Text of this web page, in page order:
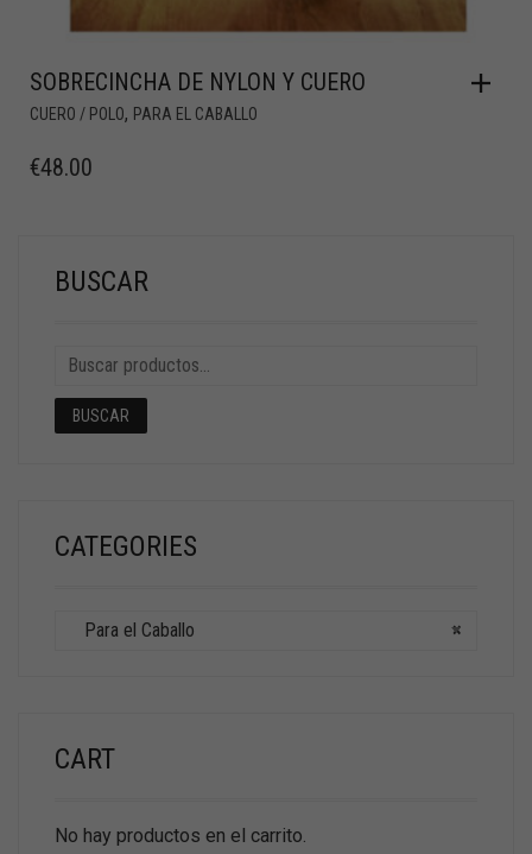
SOBRECINCHA DE NYLON Y CUERO
CUERO / POLO, PARA EL CABALLO
€48.00
BUSCAR
BUSCAR
CATEGORIES
×
Para el Caballo
CART
No hay productos en el carrito.